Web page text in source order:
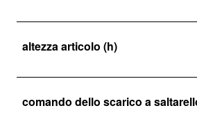
altezza articolo (h)
comando dello scarico a